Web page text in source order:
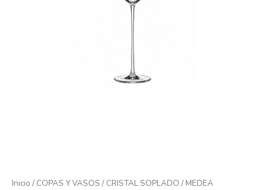
Inicio / COPAS Y VASOS / CRISTAL SOPLADO / MEDEA